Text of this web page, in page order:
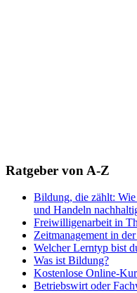
Ratgeber von A-Z
Bildung, die zählt:
und Handeln
Freiwilligenarbeit in
Zeitmanagement in
Welcher Lerntyp bist
Was ist Bildung?
Kostenlose Online-
Betriebswirt oder